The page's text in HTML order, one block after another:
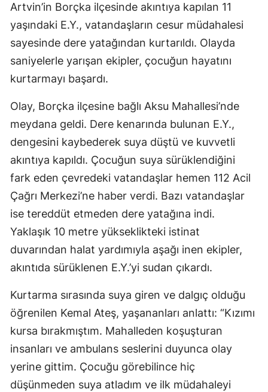
Artvin’in Borçka ilçesinde akıntıya kapılan 11
yaşındaki E.Y., vatandaşların cesur müdahalesi
sayesinde dere yatağından kurtarıldı. Olayda
saniyelerle yarışan ekipler, çocuğun hayatını
kurtarmayı başardı.
Olay, Borçka ilçesine bağlı Aksu Mahallesi’nde
meydana geldi. Dere kenarında bulunan E.Y.,
dengesini kaybederek suya düştü ve kuvvetli
akıntıya kapıldı. Çocuğun suya sürüklendiğini
fark eden çevredeki vatandaşlar hemen 112 Acil
Çağrı Merkezi’ne haber verdi. Bazı vatandaşlar
ise tereddüt etmeden dere yatağına indi.
Yaklaşık 10 metre yükseklikteki istinat
duvarından halat yardımıyla aşağı inen ekipler,
akıntıda sürüklenen E.Y.’yi sudan çıkardı.
Kurtarma sırasında suya giren ve dalgıç olduğu
öğrenilen Kemal Ateş, yaşananları anlattı: “Kızımı
kursa bırakmıştım. Mahalleden koşuşturan
insanları ve ambulans seslerini duyunca olay
yerine gittim. Çocuğu görebilince hiç
düşünmeden suya atladım ve ilk müdahaleyi